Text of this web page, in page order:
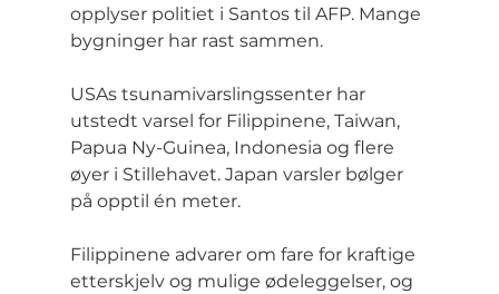
opplyser politiet i Santos til AFP. Mange
bygninger har rast sammen.
USAs tsunamivarslingssenter har
utstedt varsel for Filippinene, Taiwan,
Papua Ny-Guinea, Indonesia og flere
øyer i Stillehavet. Japan varsler bølger
på opptil én meter.
Filippinene advarer om fare for kraftige
etterskjelv og mulige ødeleggelser, og